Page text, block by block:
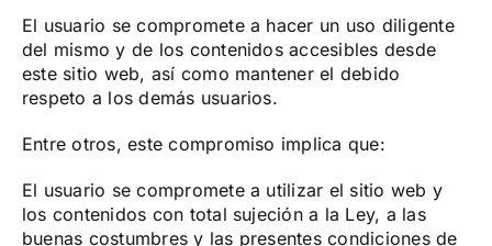
El usuario se compromete a hacer un uso diligente
del mismo y de los contenidos accesibles desde
este sitio web, así como mantener el debido
respeto a los demás usuarios.
Entre otros, este compromiso implica que:
El usuario se compromete a utilizar el sitio web y
los contenidos con total sujeción a la Ley, a las
buenas costumbres y las presentes condiciones de